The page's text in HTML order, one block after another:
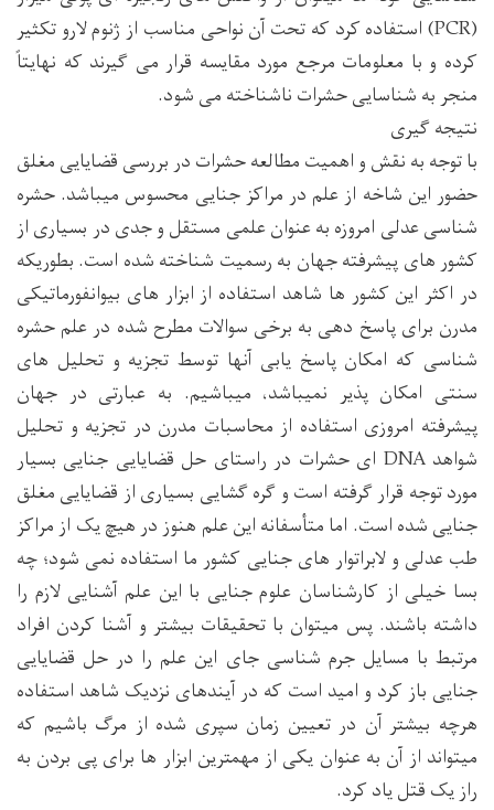
(PCR) استفاده کرد که تحت آن نواحی مناسب از ژنوم لارو تکثیر
کرده و با معلومات مرجع مورد مقایسه قرار می گیرند که نهایتاً
منجر به شناسایی حشرات ناشناخته می شود.
نتیجه گیری
با توجه به نقش و اهمیت مطالعه حشرات در بررسی قضایایی مغلق
حضور این شاخه از علم در مراکز جنایی محسوس میباشد. حشره
شناسی عدلی امروزه به عنوان علمی مستقل و جدی در بسیاری از
کشور های پیشرفته جهان به رسمیت شناخته شده است. بطوریکه
در اکثر این کشور ها شاهد استفاده از ابزار های بیوانفورماتیکی
مدرن برای پاسخ دهی به برخی سوالات مطرح شده در علم حشره
شناسی که امکان پاسخ یابی آنها توسط تجزیه و تحلیل های
سنتی امکان پذیر نمیباشد، میباشیم. به عبارتی در جهان
پیشرفته امروزی استفاده از محاسبات مدرن در تجزیه و تحلیل
شواهد DNA ای حشرات در راستای حل قضایایی جنایی بسیار
مورد توجه قرار گرفته است و گره گشایی بسیاری از قضایایی مغلق
جنایی شده است. اما متأسفانه این علم هنوز در هیچ یک از مراکز
طب عدلی و لابراتوار های جنایی کشور ما استفاده نمی شود؛ چه
بسا خیلی از کارشناسان علوم جنایی با این علم آشنایی لازم را
داشته باشند. پس میتوان با تحقیقات بیشتر و آشنا کردن افراد
مرتبط با مسایل جرم شناسی جای این علم را در حل قضایایی
جنایی باز کرد و امید است که در آیندهای نزدیک شاهد استفاده
هرچه بیشتر آن در تعیین زمان سپری شده از مرگ باشیم که
میتواند از آن به عنوان یکی از مهمترین ابزار ها برای پی بردن به
راز یک قتل یاد کرد.